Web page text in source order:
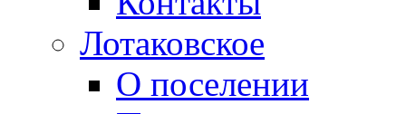
Лотаковское
О поселении